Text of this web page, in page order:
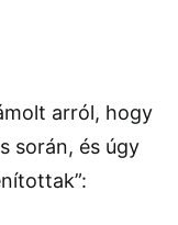
arról, hogy
során, és úgy